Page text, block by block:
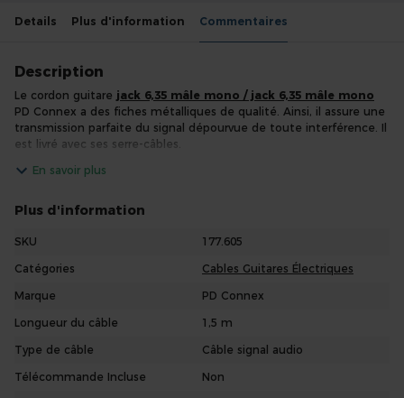
Details Plus d'information Commentaires
Description
Le cordon guitare jack 6,35 mâle mono / jack 6,35 mâle mono
PD Connex a des fiches métalliques de qualité. Ainsi, il assure une
transmission parfaite du signal dépourvue de toute interférence. Il
est livré avec ses serre-câbles.
En savoir plus
Plus d'information
SKU
177.605
Catégories
Cables Guitares Électriques
Marque
PD Connex
Longueur du câble
1,5 m
Type de câble
Câble signal audio
Télécommande Incluse
Non